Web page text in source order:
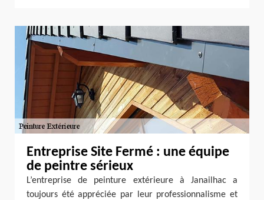
Entreprise Site Fermé : une équipe
de peintre sérieux
L’entreprise de peinture extérieure à Janailhac a
toujours été appréciée par leur professionnalisme et